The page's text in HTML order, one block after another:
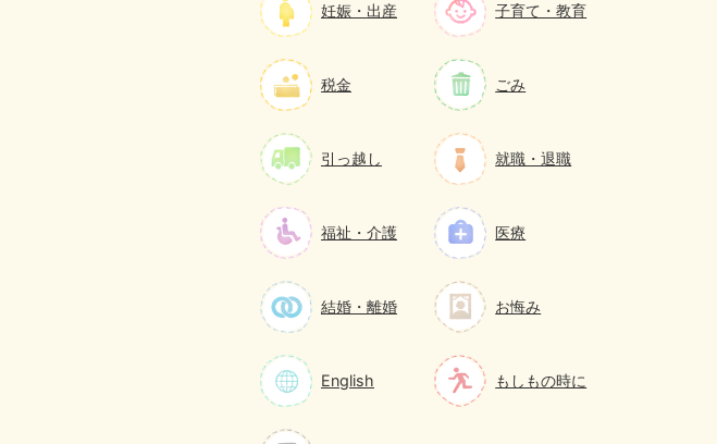
妊娠・出産 子育て・教育
税金 ごみ
引っ越し 就職・退職
福祉・介護 医療
結婚・離婚 お悔み
English もしもの時に